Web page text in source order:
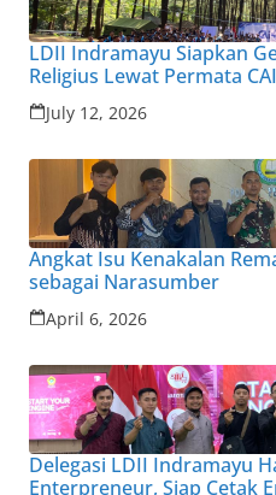
LDII Indramayu Siapkan
Religius Lewat Permata
July 12, 2026
Angkat Isu Kenakalan
sebagai Narasumber
April 6, 2026
Delegasi LDII Indramayu
Enterpreneur, Siap Cetak